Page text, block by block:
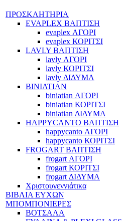
ΠΡΟΣΚΛΗΤΗΡΙΑ
EVAPLEX ΒΑΠΤΙΣΗ
evaplex ΑΓΟΡΙ
evaplex ΚΟΡΙΤΣΙ
LAVLY ΒΑΠΤΙΣΗ
lavly ΑΓΟΡΙ
lavly ΚΟΡΙΤΣΙ
lavly ΔΙΔΥΜΑ
BINIATIAN
biniatian ΑΓΟΡΙ
biniatian ΚΟΡΙΤΣΙ
biniatian ΔΙΔΥΜΑ
HAPPYCANTO ΒΑΠΤΙΣΗ
happycanto ΑΓΟΡΙ
happycanto ΚΟΡΙΤΣΙ
FROGART ΒΑΠΤΙΣΗ
frogart ΑΓΟΡΙ
frogart ΚΟΡΙΤΣΙ
frogart ΔΙΔΥΜΑ
Χριστουγεννιάτικα
ΒΙΒΛΙΑ ΕΥΧΩΝ
ΜΠΟΜΠΟΝΙΕΡΕΣ
ΒΟΤΣΑΛΑ